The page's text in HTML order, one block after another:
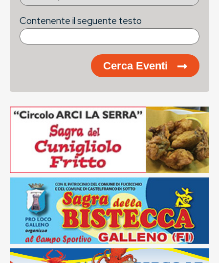
Contenente il seguente testo
Cerca Eventi